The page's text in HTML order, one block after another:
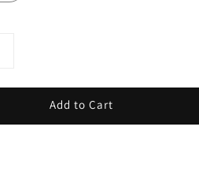
Add to Cart